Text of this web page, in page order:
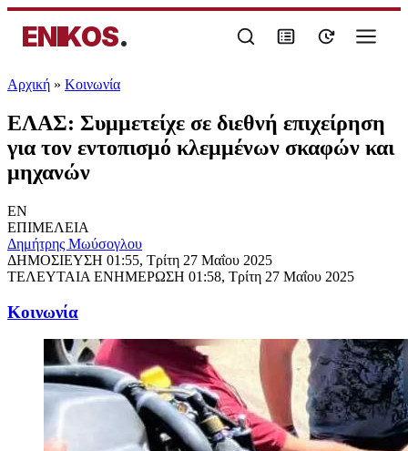
ENIKOS.
Αρχική » Κοινωνία
ΕΛΑΣ: Συμμετείχε σε διεθνή επιχείρηση
για τον εντοπισμό κλεμμένων σκαφών και
μηχανών
EN
ΕΠΙΜΕΛΕΙΑ
Δημήτρης Μωύσογλου
ΔΗΜΟΣΙΕΥΣΗ 01:55, Τρίτη 27 Μαΐου 2025
ΤΕΛΕΥΤΑΙΑ ΕΝΗΜΕΡΩΣΗ 01:58, Τρίτη 27 Μαΐου 2025
Κοινωνία